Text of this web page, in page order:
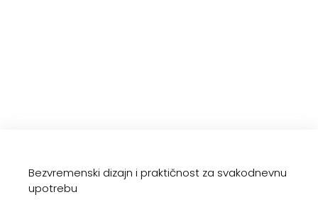
Bezvremenski dizajn i praktičnost za svakodnevnu
upotrebu